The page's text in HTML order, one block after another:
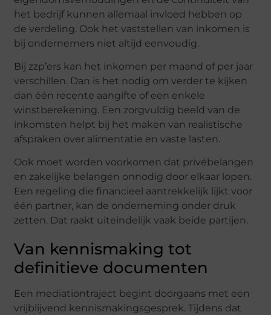
het bedrijf kunnen allemaal invloed hebben op
de verdeling. Ook het vaststellen van inkomen is
bij ondernemers niet altijd eenvoudig.
Bij zzp’ers kan het inkomen per maand of per jaar
verschillen. Dan is het nodig om verder te kijken
dan één recente aangifte of een enkele
winstberekening. Een zorgvuldig beeld van de
inkomsten helpt bij het maken van realistische
afspraken over alimentatie en vaste lasten.
Ook moet worden voorkomen dat privébelangen
en zakelijke belangen onnodig door elkaar lopen.
Een regeling die financieel aantrekkelijk lijkt voor
één partner, kan de onderneming onder druk
zetten. Dat raakt uiteindelijk vaak beide partijen.
Van kennismaking tot
definitieve documenten
Een mediationtraject begint doorgaans met een
vrijblijvend kennismakingsgesprek. Tijdens dat